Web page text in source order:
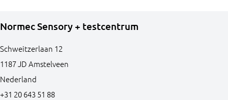
Normec Sensory + testcentrum
Schweitzerlaan 12
1187 JDAmstelveen
Nederland
+31 20 643 51 88